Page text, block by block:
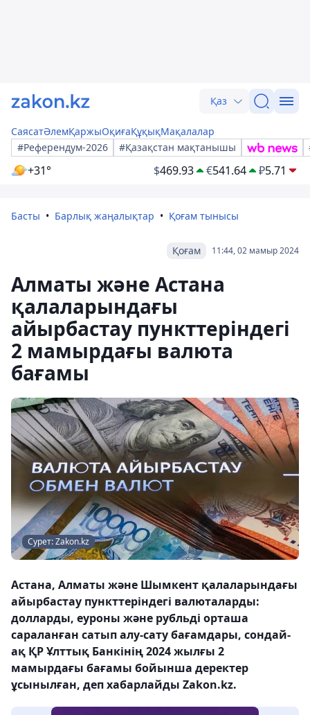
Қаз
СаясатӘлемҚаржыОқиғаҚұқықМақалалар
#Референдум-2026
#Қазақстан мақтанышы
+31° $469.93 €541.64 ₽5.71
Басты Барлық жаңалықтар Қоғам тынысы
11:44, 02 мамыр 2024
Қоғам
Алматы және Астана
қалаларындағы
айырбастау пункттеріндегі
2 мамырдағы валюта
бағамы
Сурет: Zakon.kz
Астана, Алматы және Шымкент қалаларындағы
айырбастау пункттеріндегі валюталарды:
долларды, еуроны және рубльді орташа
сараланған сатып алу-сату бағамдары, сондай-
ақ ҚР Ұлттық Банкінің 2024 жылғы 2
мамырдағы бағамы бойынша деректер
ұсынылған, деп хабарлайды Zakon.kz.